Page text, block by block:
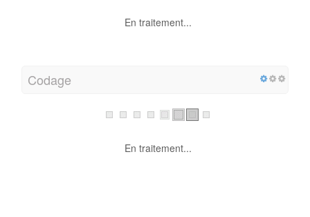
En traitement...
Codage
En traitement...